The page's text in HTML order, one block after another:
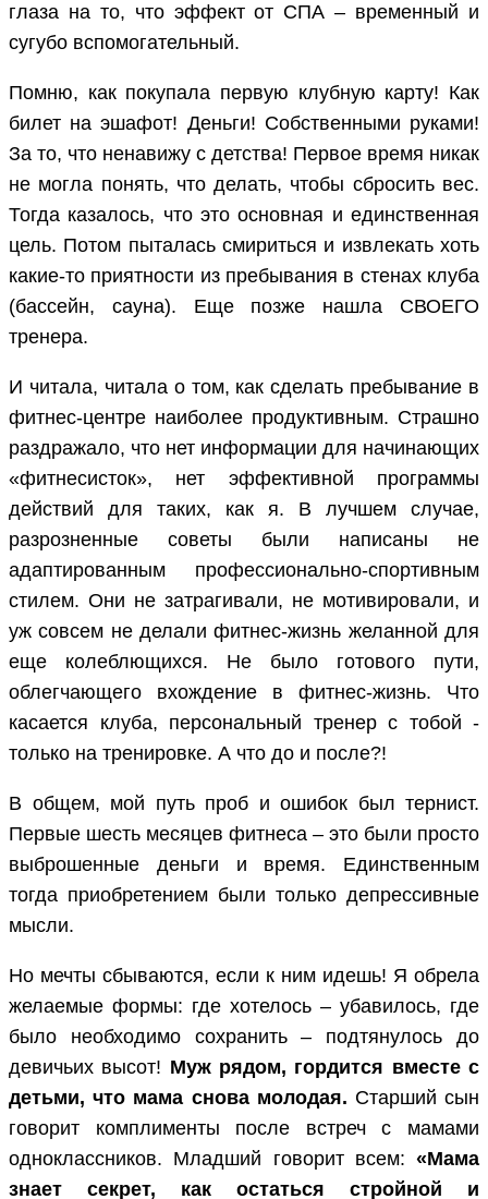
глаза на то, что эффект от СПА – временный и
сугубо вспомогательный.
Помню, как покупала первую клубную карту! Как
билет на эшафот! Деньги! Собственными руками!
За то, что ненавижу с детства! Первое время никак
не могла понять, что делать, чтобы сбросить вес.
Тогда казалось, что это основная и единственная
цель. Потом пыталась смириться и извлекать хоть
какие-то приятности из пребывания в стенах клуба
(бассейн, сауна). Еще позже нашла СВОЕГО
тренера.
И читала, читала о том, как сделать пребывание в
фитнес-центре наиболее продуктивным. Страшно
раздражало, что нет информации для начинающих
«фитнесисток», нет эффективной программы
действий для таких, как я. В лучшем случае,
разрозненные советы были написаны не
адаптированным профессионально-спортивным
стилем. Они не затрагивали, не мотивировали, и
уж совсем не делали фитнес-жизнь желанной для
еще колеблющихся. Не было готового пути,
облегчающего вхождение в фитнес-жизнь. Что
касается клуба, персональный тренер с тобой -
только на тренировке. А что до и после?!
В общем, мой путь проб и ошибок был тернист.
Первые шесть месяцев фитнеса – это были просто
выброшенные деньги и время. Единственным
тогда приобретением были только депрессивные
мысли.
Но мечты сбываются, если к ним идешь! Я обрела
желаемые формы: где хотелось – убавилось, где
было необходимо сохранить – подтянулось до
девичьих высот! Муж рядом, гордится вместе с
детьми, что мама снова молодая. Старший сын
говорит комплименты после встреч с мамами
одноклассников. Младший говорит всем: «Мама
знает секрет, как остаться стройной и